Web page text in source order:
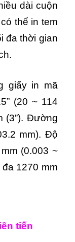
dài cuộn
thể in tem
đa thời gian
giấy in mã
(20 ~ 114
(3”). Đường
mm). Độ
(0.003 ~
đa 1270 mm
tiến